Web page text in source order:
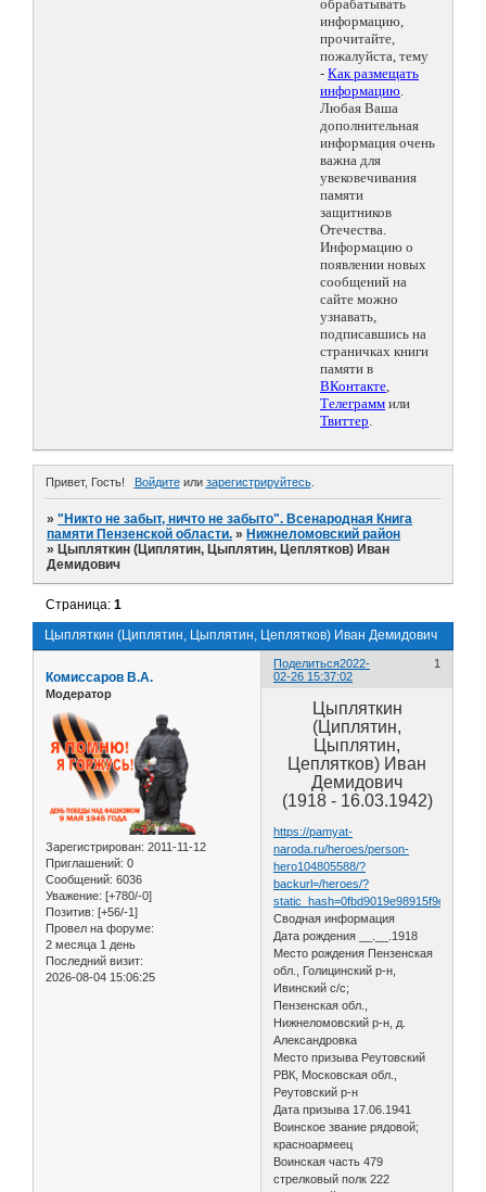
обрабатывать
информацию,
прочитайте,
пожалуйста, тему
- Как размещать
информацию.
Любая Ваша
дополнительная
информация очень
важна для
увековечивания
памяти
защитников
Отечества.
Информацию о
появлении новых
сообщений на
сайте можно
узнавать,
подписавшись на
страничках книги
памяти в
ВКонтакте,
Телеграмм или
Твиттер.
Привет, Гость! Войдитеили зарегистрируйтесь.
»"Никто не забыт, ничто не забыто". Всенародная Книга
памяти Пензенской области. » Нижнеломовский район
» Цыпляткин (Циплятин, Цыплятин, Цеплятков) Иван
Демидович
Цыпляткин (Циплятин, Цыплятин, Цеплятков) Иван Демидович
Страница:1
Поделиться 1
2022-
02-26 15:37:02
Комиссаров В.А.
Модератор
Зарегистрирован: 2011-11-12
Приглашений: 0
Сообщений: 6036
Уважение: [+780/-0]
Позитив: [+56/-1]
Провел на форуме:
2 месяца 1 день
Последний визит:
2026-08-04 15:06:25
Цыпляткин
(Циплятин,
Цыплятин,
Цеплятков) Иван
Демидович
(1918 - 16.03.1942)
https://pamyat-
naroda.ru/heroes/person-
hero104805588/?
backurl=/heroes/?
Сводная информация
Дата рождения __.__.1918
Место рождения Пензенская
обл., Голицинский р-н,
Ивинский с/с;
Пензенская обл.,
Нижнеломовский р-н, д.
Александровка
Место призыва Реутовский
РВК, Московская обл.,
Реутовский р-н
Дата призыва 17.06.1941
Воинское звание рядовой;
красноармеец
Воинская часть 479
стрелковый полк 222